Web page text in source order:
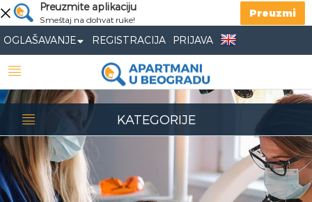
Preuzmite aplikaciju
Smeštaj na dohvat ruke!
Preuzmi
OGLAŠAVANJE REGISTRACIJA PRIJAVA
Previous
KATEGORIJE